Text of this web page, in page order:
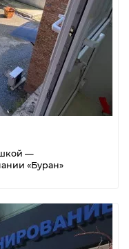
—
«Буран»